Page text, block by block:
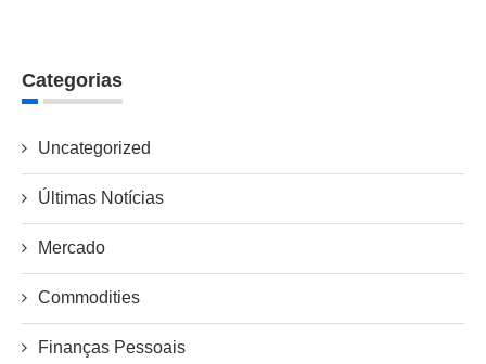
Categorias
Uncategorized
Últimas Notícias
Mercado
Commodities
Finanças Pessoais